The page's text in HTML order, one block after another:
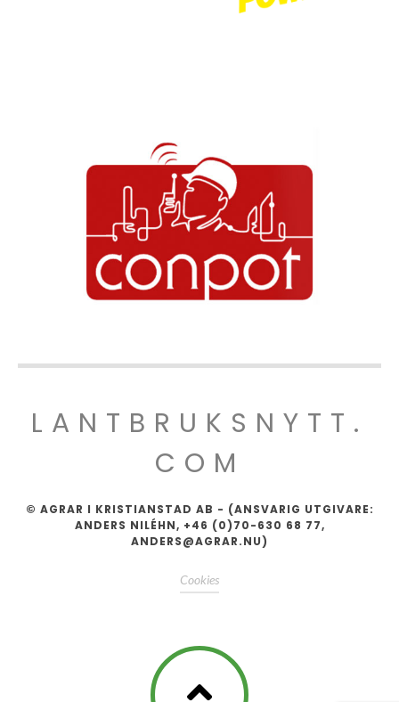
LANTBRUKSNYTT.
COM
© AGRAR I KRISTIANSTAD AB - (ANSVARIG UTGIVARE:
ANDERS NILÉHN, +46 (0)70-630 68 77,
ANDERS@AGRAR.NU)
Cookies